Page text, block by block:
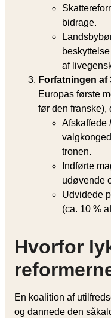
bidrage.
af
Forfatningen af
Europas første
før den franske),
Afskaffede
tronen.
Indførte
udøvende
Udvidede
(ca. 10 %
Hvorfor
En koalition af
og dannede den